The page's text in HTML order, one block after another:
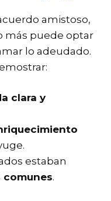
amistoso,
más puede optar
lo adeudado.
clara y
estaban
comunes.